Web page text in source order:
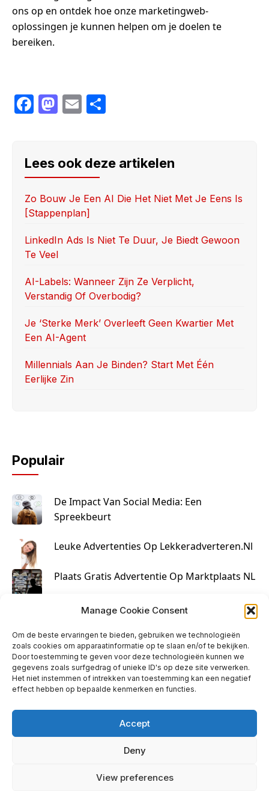
Manage Cookie Consent
Om de beste ervaringen te bieden, gebruiken we technologieën
zoals cookies om apparaatinformatie op te slaan en/of te bekijken.
Door toestemming te geven voor deze technologieën kunnen we
gegevens zoals surfgedrag of unieke ID's op deze site verwerken.
Het niet instemmen of intrekken van toestemming kan een negatief
effect hebben op bepaalde kenmerken en functies.
Accept
Deny
View preferences
ons op en ontdek hoe onze marketingweb-
oplossingen je kunnen helpen om je doelen te
bereiken.
F
e
b
o
o
k
M
o
d
o
n
E
e
Lees ook deze artikelen
Zo Bouw Je Een AI Die Het Niet Met Je Eens Is
[stappenplan]
LinkedIn Ads Is Niet Te Duur, Je Biedt Gewoon
Te Veel
AI-Labels: Wanneer Zijn Ze Verplicht,
Verstandig Of Overbodig?
Je ‘sterke Merk’ Overleeft Geen Kwartier Met
Een AI-Agent
Millennials Aan Je Binden? Start Met Één
Eerlijke Zin
Populair
De Impact Van Social Media: Een
Spreekbeurt
Leuke Advertenties Op Lekkeradverteren.nl
Plaats Gratis Advertentie Op Marktplaats NL
Kruisbestuiving Voor Succesvolle Marketing
Contact